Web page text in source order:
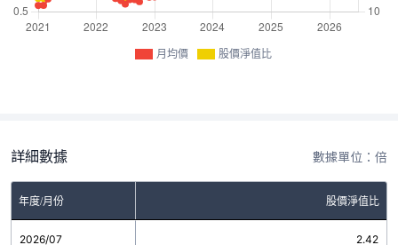
月均價 股價淨值比
詳細數據 數據單位：倍
年度/月份 股價淨值比
2026/07 2.42